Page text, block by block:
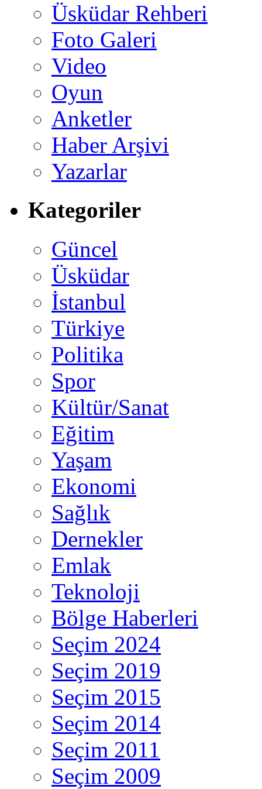
Üsküdar Rehberi
Foto Galeri
Video
Oyun
Anketler
Haber Arşivi
Yazarlar
Kategoriler
Güncel
Üsküdar
İstanbul
Türkiye
Politika
Spor
Kültür/Sanat
Eğitim
Yaşam
Ekonomi
Sağlık
Dernekler
Emlak
Teknoloji
Bölge Haberleri
Seçim 2024
Seçim 2019
Seçim 2015
Seçim 2014
Seçim 2011
Seçim 2009